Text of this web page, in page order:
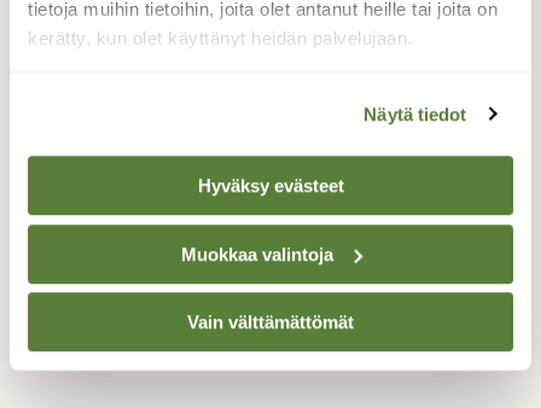
tietoja muihin tietoihin, joita olet antanut heille tai joita on
kerätty, kun olet käyttänyt heidän palvelujaan.
Näytä tiedot
Hyväksy evästeet
Muokkaa valintoja
Vain välttämättömät
monille tuttu, mutta linnun näkeminen onkin
jo hankalampaa. Tästä kuvan kehrääjästä
ensimmäinen havainto lajista ja lienee tällä
hetkellä yksi Tampereen kuvatuimmista
linnuista.
Valokuvaaja: Marko Piiroinen, Iidesjärvi, Tampere